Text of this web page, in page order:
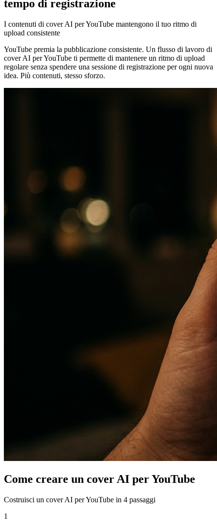
tempo di registrazione
I contenuti di cover AI per YouTube mantengono il tuo ritmo di
upload consistente
YouTube premia la pubblicazione consistente. Un flusso di lavoro di
cover AI per YouTube ti permette di mantenere un ritmo di upload
regolare senza spendere una sessione di registrazione per ogni nuova
idea. Più contenuti, stesso sforzo.
Come creare un cover AI per YouTube
Costruisci un cover AI per YouTube in 4 passaggi
1